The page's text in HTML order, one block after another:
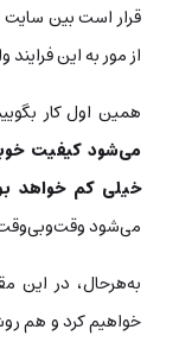
قرار است بین سایت
از مور به این
همین اول کار
می‌شود کیفیت
خیلی کم خواهد
می‌شود وقت‌وبی‌وقت
خواهیم کرد و هم